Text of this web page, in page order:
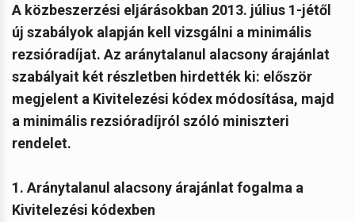
A közbeszerzési eljárásokban 2013. július 1-jétől
új szabályok alapján kell vizsgálni a minimális
rezsióradíjat. Az aránytalanul alacsony árajánlat
szabályait két részletben hirdették ki: először
megjelent a Kivitelezési kódex módosítása, majd
a minimális rezsióradíjról szóló miniszteri
rendelet.
1. Aránytalanul alacsony árajánlat fogalma a
Kivitelezési kódexben